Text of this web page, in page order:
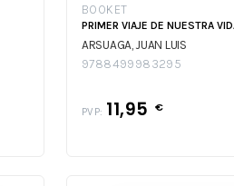
BOOKET
PRIMER VIAJE DE NUESTRA
ARSUAGA, JUAN LUIS
9788499983295
PVP: 11,95 €